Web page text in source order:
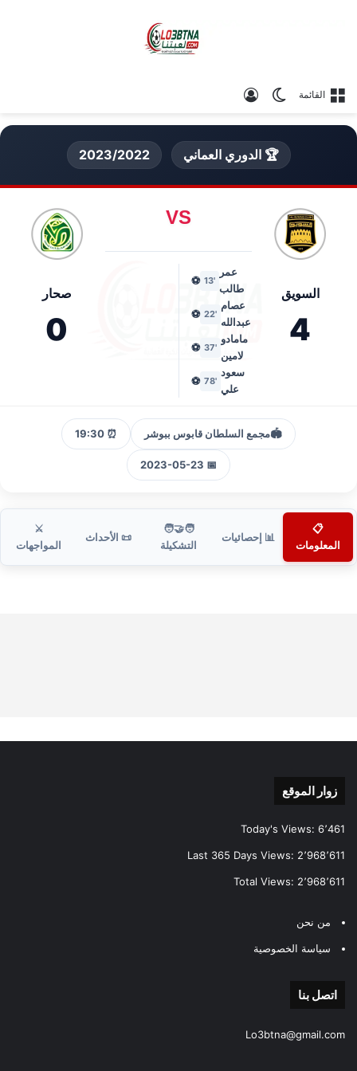
القائمة الوضع المظلم
🏆 الدوري العماني 2023/2022
السويق
4
VS
عمر
طالب
'13
⚽
عصام
عبدالله
'22
⚽
مامادو
لامين
'37
⚽
سعود
علي
'78
⚽
صحار
0
🏟️مجمع السلطان قابوس ببوشر ⏰ 19:30
📅 2023-05-23
📋
المعلومات
📊 إحصائيات
🧑‍🤝‍🧑
التشكيلة
📜 الأحداث
⚔️
المواجهات
زوار الموقع
Today's Views: 6٬461
Last 365 Days Views: 2٬968٬611
Total Views: 2٬968٬611
من نحن
سياسة الخصوصية
اتصل بنا
Lo3btna@gmail.com